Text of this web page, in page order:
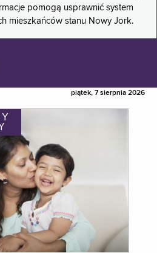
pomogą usprawnić system
mieszkańców stanu Nowy Jork.
piątek, 7 sierpnia 2026